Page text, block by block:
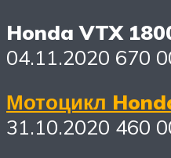
Honda VTX
04.11.2020 670
Мотоцикл
31.10.2020 460